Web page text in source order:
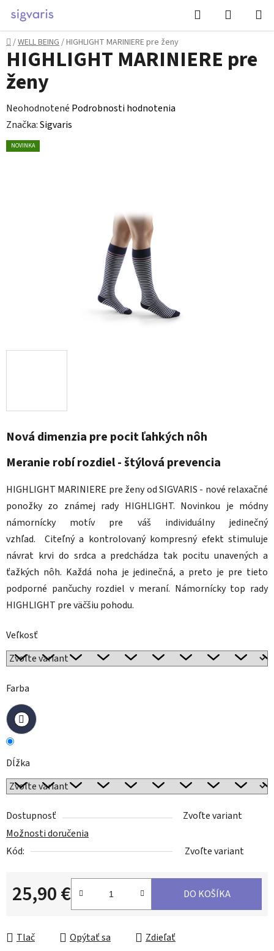
Prejsť
obsah
Hľadať
KOŠÍK
Domov
/WELL BEING/HIGHLIGHT MARINIERE pre ženy
Nová dimenzia pre pocit ľahkých nôh
Meranie robí rozdiel - štýlová prevencia
HIGHLIGHT MARINIERE pre ženy od SIGVARIS - nové relaxačné
ponožky zo známej rady HIGHLIGHT. Novinkou je módny
námornícky motív pre váš individuálny jedinečný
vzhľad.
Citeľný a kontrolovaný kompresný efekt stimuluje
návrat krvi do srdca a predchádza tak pocitu unavených a
ťažkých nôh. Každá noha je jedinečná, a preto je pre tieto
podporné pančuchy rozdiel v meraní. Námornícky top rady
HIGHLIGHT pre väčšiu pohodu.
Veľkosť
Farba
Dĺžka
Dostupnosť
Zvoľte variant
Možnosti doručenia
Kód:
Zvoľte variant
25,90 €
Jednotková cena:
DO KOŠÍKA
Tlač Opýtať sa Zdieľať
HIGHLIGHT MARINIERE pre
ženy
Priemerné
hodnotenie
produktu
Neohodnotené Podrobnosti hodnotenia
Značka:Sigvaris
NOVINKA